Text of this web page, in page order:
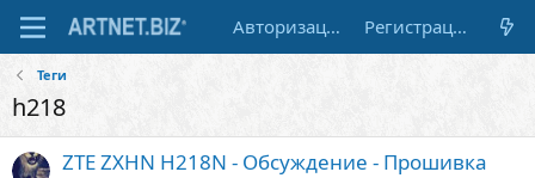
Авторизация Регистрация
Теги
h218
ZTE ZXHN H218N - Обсуждение - Прошивка